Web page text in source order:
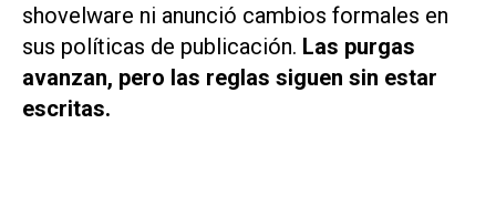
shovelware ni anunció cambios formales en
sus políticas de publicación. Las purgas
avanzan, pero las reglas siguen sin estar
escritas.